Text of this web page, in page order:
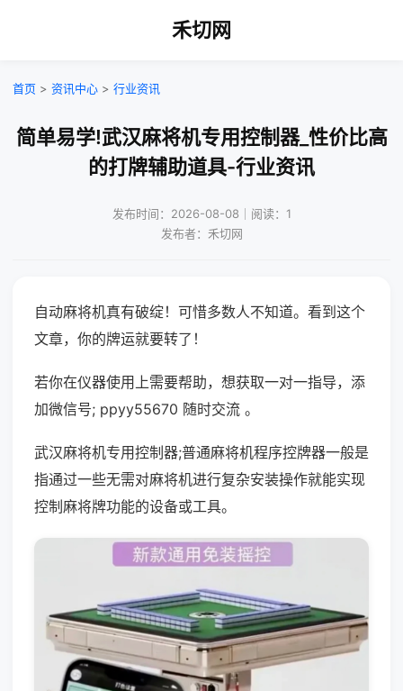
禾切网
首页 > 资讯中心 > 行业资讯
简单易学!武汉麻将机专用控制器_性价比高
的打牌辅助道具-行业资讯
发布时间：2026-08-08｜阅读：1
发布者：禾切网
自动麻将机真有破绽！可惜多数人不知道。看到这个
文章，你的牌运就要转了！
若你在仪器使用上需要帮助，想获取一对一指导，添
加微信号; ppyy55670 随时交流 。
武汉麻将机专用控制器;普通麻将机程序控牌器一般是
指通过一些无需对麻将机进行复杂安装操作就能实现
控制麻将牌功能的设备或工具。